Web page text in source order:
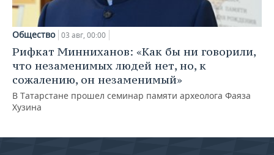
Общество 03 авг, 00:00
Рифкат Минниханов: «Как бы ни говорили,
что незаменимых людей нет, но, к
сожалению, он незаменимый»
В Татарстане прошел семинар памяти археолога Фаяза
Хузина